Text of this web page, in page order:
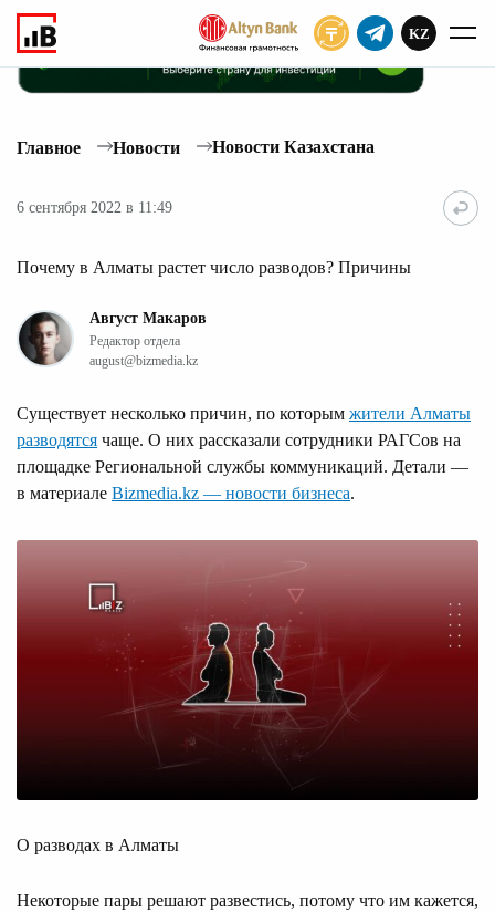
KZ
Главное Новости Новости Казахстана
6 сентября 2022 в 11:49
Почему в Алматы растет число разводов? Причины
Август Макаров
Редактор отдела
august@bizmedia.kz
Существует несколько причин, по которым жители Алматы
разводятся чаще. О них рассказали сотрудники РАГСов на
площадке Региональной службы коммуникаций. Детали —
в материале Bizmedia.kz — новости бизнеса.
О разводах в Алматы
Некоторые пары решают развестись, потому что им кажется,